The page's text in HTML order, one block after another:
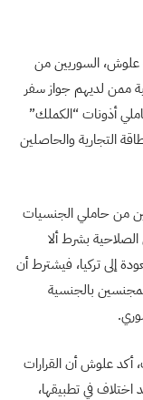
علوش، السوريين من
ممن لديهم جواز سفر
أذونات “الكملك”
التجارية والحاصلين
من حاملي الجنسيات
الصلاحية بشرط ألا
إلى تركيا، فيشترط أن
بالجنسية
أكد علوش أن القرارات
في تطبيقها،